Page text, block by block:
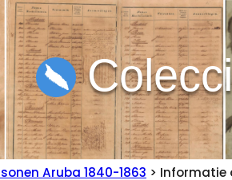
Aruba 1840-1863 > Informatie